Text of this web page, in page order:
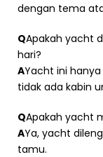
dengan tema
QApakah yacht
hari?
AYacht ini
tidak ada kabin
QApakah yacht
AYa, yacht
tamu.